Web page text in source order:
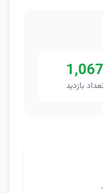
1,067
بازدید